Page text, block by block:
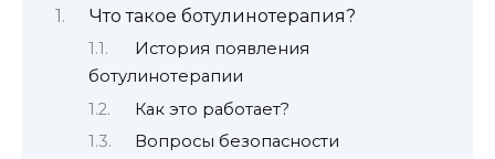
Что такое ботулинотерапия?
История появления
ботулинотерапии
Как это работает?
Вопросы безопасности